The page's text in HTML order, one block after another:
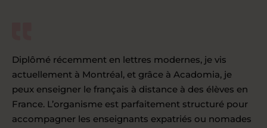
Diplômé récemment en lettres modernes, je vis
actuellement à Montréal, et grâce à Acadomia, je
peux enseigner le français à distance à des élèves en
France. L’organisme est parfaitement structuré pour
accompagner les enseignants expatriés ou nomades